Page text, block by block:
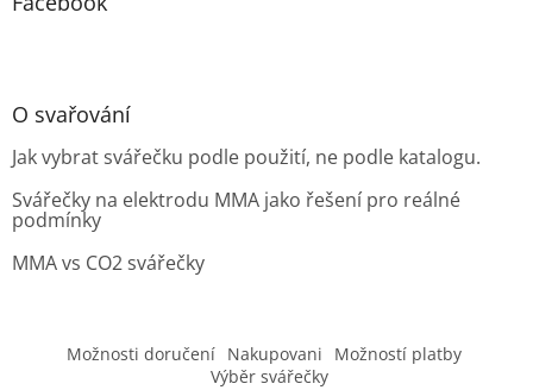
O svařování
Jak vybrat svářečku podle použití, ne podle katalogu.
Svářečky na elektrodu MMA jako řešení pro reálné
podmínky
MMA vs CO2 svářečky
Možnosti doručení Nakupovani
Možností platby
Výběr svářečky